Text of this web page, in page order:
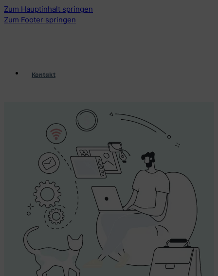
Zum Hauptinhalt springen
Zum Footer springen
Kontakt